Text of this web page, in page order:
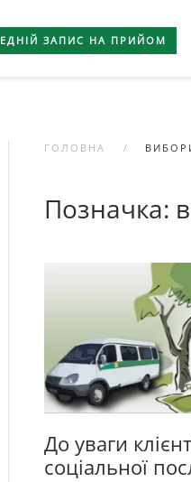
ЗАПИС НА ПРИЙОМ
ГОЛОВНА
Позначка:
До уваги
соціальної